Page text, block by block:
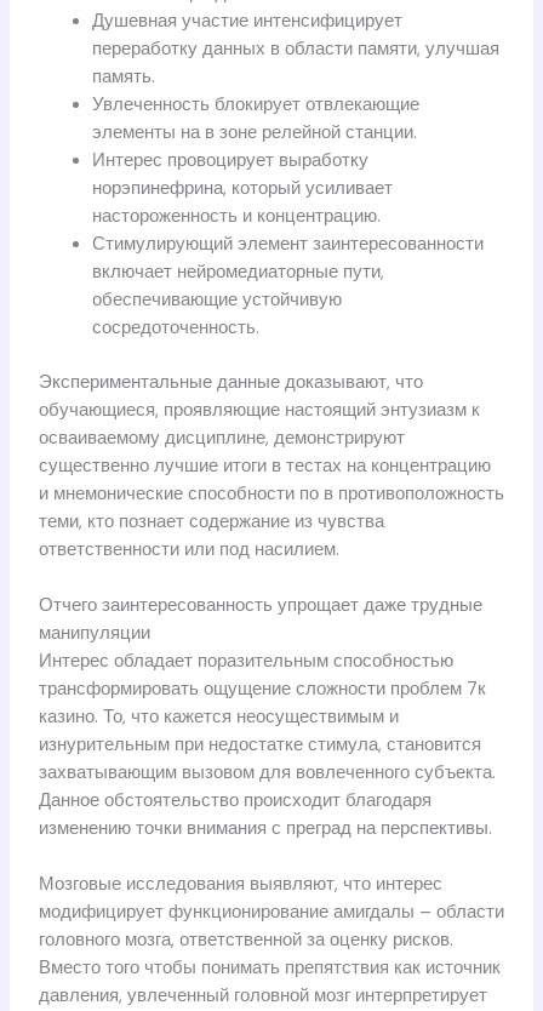
Душевная участие интенсифицирует
переработку данных в области памяти, улучшая
память.
Увлеченность блокирует отвлекающие
элементы на в зоне релейной станции.
Интерес провоцирует выработку
норэпинефрина, который усиливает
настороженность и концентрацию.
Стимулирующий элемент заинтересованности
включает нейромедиаторные пути,
обеспечивающие устойчивую
сосредоточенность.
Экспериментальные данные доказывают, что
обучающиеся, проявляющие настоящий энтузиазм к
осваиваемому дисциплине, демонстрируют
существенно лучшие итоги в тестах на концентрацию
и мнемонические способности по в противоположность
теми, кто познает содержание из чувства
ответственности или под насилием.
Отчего заинтересованность упрощает даже трудные
манипуляции
Интерес обладает поразительным способностью
трансформировать ощущение сложности проблем 7к
казино. То, что кажется неосуществимым и
изнурительным при недостатке стимула, становится
захватывающим вызовом для вовлеченного субъекта.
Данное обстоятельство происходит благодаря
изменению точки внимания с преград на перспективы.
Мозговые исследования выявляют, что интерес
модифицирует функционирование амигдалы – области
головного мозга, ответственной за оценку рисков.
Вместо того чтобы понимать препятствия как источник
давления, увлеченный головной мозг интерпретирует